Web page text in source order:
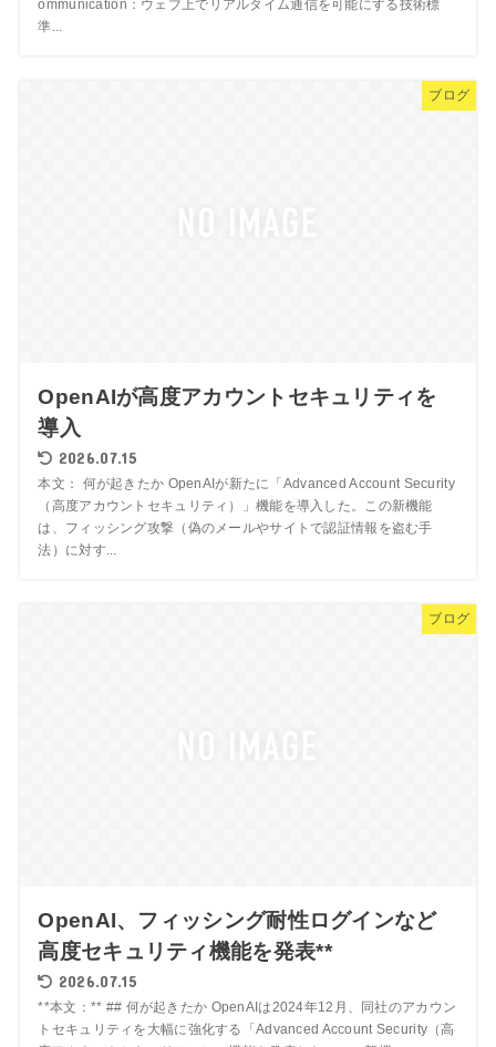
ommunication：ウェブ上でリアルタイム通信を可能にする技術標
準...
ブログ
OpenAIが高度アカウントセキュリティを
導入
2026.07.15
本文： 何が起きたか OpenAIが新たに「Advanced Account Security
（高度アカウントセキュリティ）」機能を導入した。この新機能
は、フィッシング攻撃（偽のメールやサイトで認証情報を盗む手
法）に対す...
ブログ
OpenAI、フィッシング耐性ログインなど
高度セキュリティ機能を発表**
2026.07.15
**本文：** ## 何が起きたか OpenAIは2024年12月、同社のアカウン
トセキュリティを大幅に強化する「Advanced Account Security（高